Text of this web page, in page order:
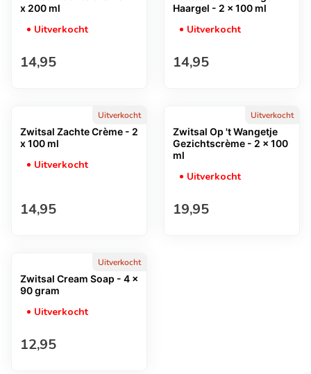
x 200 ml
Uitverkocht
Normale prijs
14,95
Haargel - 2 x 100 ml
Uitverkocht
Normale prijs
14,95
Uitverkocht
Zwitsal Zachte Crème - 2
x 100 ml
Uitverkocht
Normale prijs
14,95
Uitverkocht
Zwitsal Op 't Wangetje
Gezichtscrème - 2 x 100
ml
Uitverkocht
Normale prijs
19,95
Uitverkocht
Zwitsal Cream Soap - 4 x
90 gram
Uitverkocht
Normale prijs
12,95